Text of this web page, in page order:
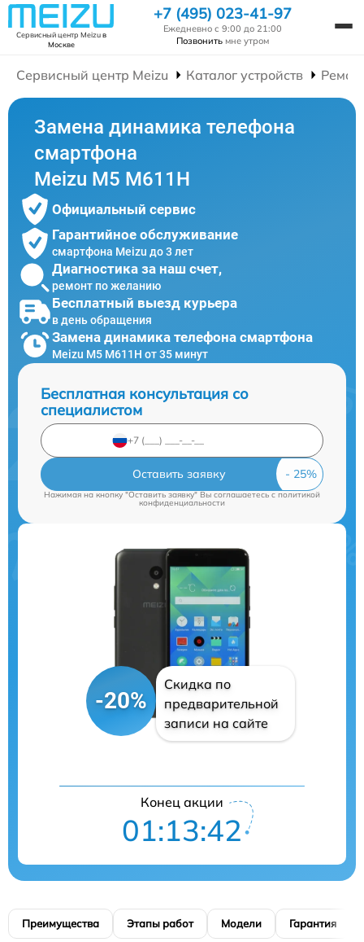
Сервисный центр Meizuв
Москве
+7 (495) 023-41-97
Ежедневно с 9:00 до 21:00
Позвонить мне утром
Сервисный центр Meizu Каталог устройств
Замена динамика телефона
смартфона
Meizu M5 M611H
Официальный сервис
Гарантийное обслуживание
смартфона Meizu до 3 лет
Диагностика за наш счет,
ремонт по желанию
Бесплатный выезд курьера
в день обращения
Замена динамика телефона смартфона
Meizu M5 M611H от 35 минут
Бесплатная консультация со
специалистом
Оставить заявку
Нажимая на кнопку "Оставить заявку" Вы соглашаетесь cполитикой
конфиденциальности
-20%
Скидка по
предварительной
записи на сайте
Конец акции
01:13:42
Преимущества Этапы работ Модели Гарантия